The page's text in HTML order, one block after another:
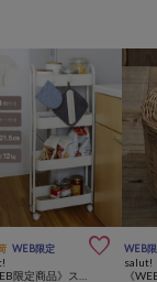
WEB限定  WEB
salut!